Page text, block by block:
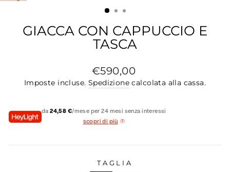
GIACCA CON CAPPUCCIO E
TASCA
Prezzo
di
€590,00
Imposte incluse. Spedizione calcolata alla cassa.
da24,58 €/mese per 24 mesi senza interessi
scopri di più
TAGLIA